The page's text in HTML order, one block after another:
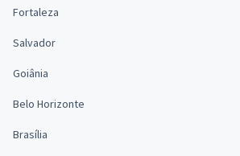
Fortaleza
Salvador
Goiânia
Belo Horizonte
Brasília